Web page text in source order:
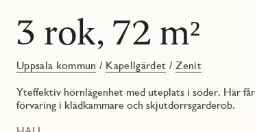
3 rok, 72 m²
Uppsala kommun / Kapellgärdet /Zenit
Yteffektiv hörnlägenhet med uteplats i söder. Här
förvaring i klädkammare och skjutdörrsgarderob.